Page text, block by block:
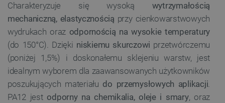
Charakteryzuje się wysoką wytrzymałością
mechaniczną, elastycznością przy cienkowarstwowych
wydrukach oraz odpornością na wysokie temperatury
(do 150°C). Dzięki niskiemu skurczowi przetwórczemu
(poniżej 1,5%) i doskonałemu sklejeniu warstw, jest
idealnym wyborem dla zaawansowanych użytkowników
poszukujących materiału do przemysłowych aplikacji.
PA12 jest odporny na chemikalia, oleje i smary, oraz